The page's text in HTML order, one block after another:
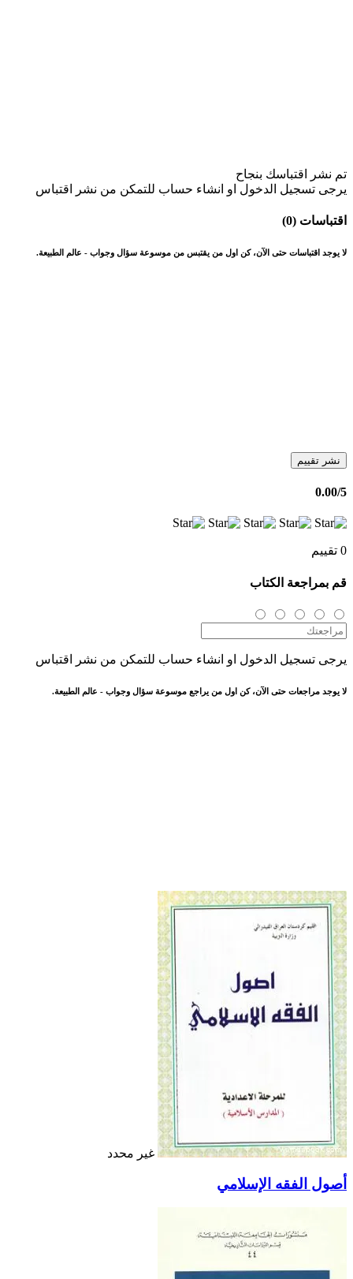
تم نشر اقتباسك بنجاح
يرجى تسجيل الدخول او انشاء حساب للتمكن من نشر اقتباس
اقتباسات (0)
لا يوجد اقتباسات حتى الآن، كن اول من يقتبس من موسوعة سؤال وجواب - عالم الطبيعة.
نشر تقييم
0.00/5
0 تقييم
قم بمراجعة الكتاب
يرجى تسجيل الدخول او انشاء حساب للتمكن من نشر اقتباس
لا يوجد مراجعات حتى الآن، كن اول من يراجع موسوعة سؤال وجواب - عالم الطبيعة.
غير محدد
أصول الفقه الإسلامي